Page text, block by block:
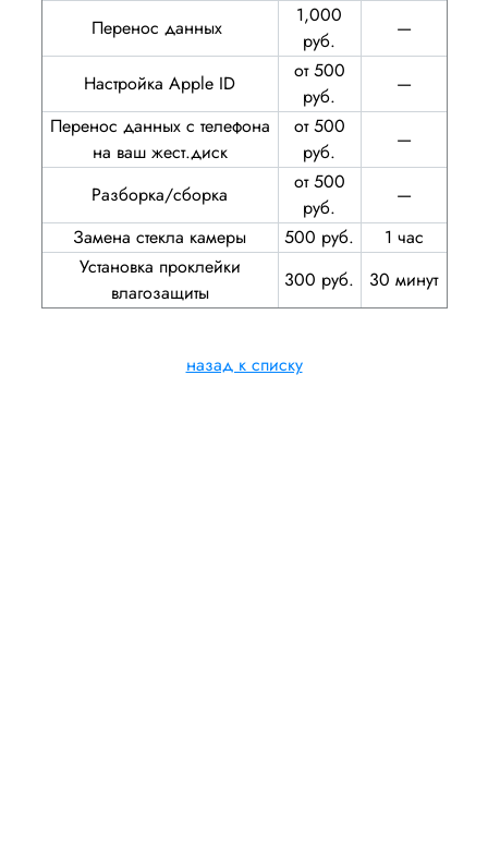
Перенос данных
1,000
руб.
—
Настройка Apple ID
от 500
руб.
—
Перенос данных с телефона
на ваш жест.диск
от 500
руб.
—
Разборка/сборка
от 500
руб.
—
Замена стекла камеры
500 руб.
1 час
Установка проклейки
влагозащиты
300 руб. 30 минут
назад к списку